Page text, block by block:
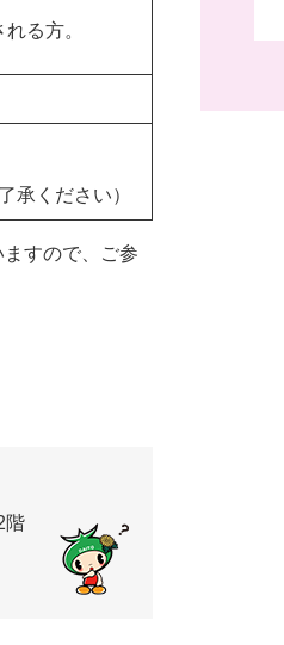
る方。
承ください）
すので、ご参
階